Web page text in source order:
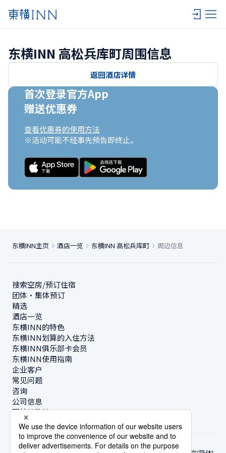
东横INN 高松兵库町周围信息
返回酒店详情
首次登录官方App
赠送优惠券
查看优惠券的使用方法
※活动可能不经事先预告即终止。
东横INN主页 酒店一览 东横INN 高松兵库町 周边信息
搜索空房/预订住宿
团体・集体预订
精选
酒店一览
东横INN的特色
东横INN划算的入住方法
东横INN俱乐部卡会员
东横INN使用指南
企业客户
常见问题
咨询
公司信息
可持续政策